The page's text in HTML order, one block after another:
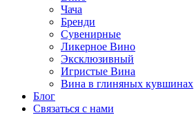
Чача
Бренди
Сувенирные
Ликерное Вино
Эксклюзивный
Игристые Вина
Вина в глиняных кувшинах
Блог
Связаться с нами